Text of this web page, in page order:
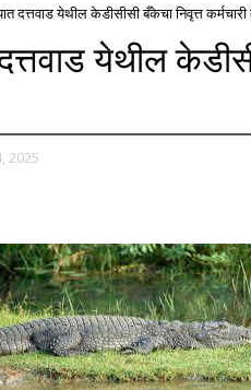
दत्तवाड येथील केडीसीसी बँकेचा निवृत्त कर्मचारी
येथील
2025